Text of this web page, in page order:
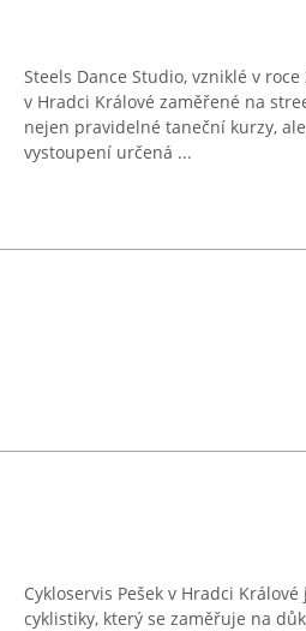
Steels Dance Studio, vzniklé v
v Hradci Králové zaměřené na
nejen pravidelné taneční kurzy,
vystoupení určená ...
Cykloservis Pešek v Hradci
cyklistiky, který se zaměřuje na